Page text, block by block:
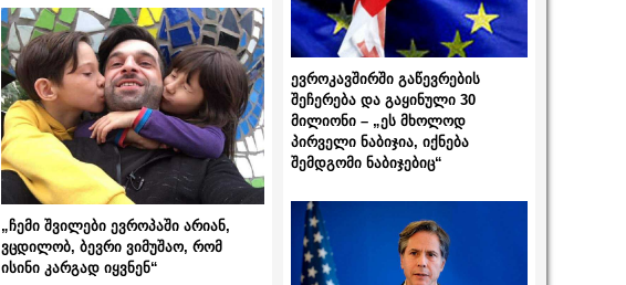
„ჩემი შვილები ევროპაში არიან,
ვცდილობ, ბევრი ვიმუშაო, რომ
ისინი კარგად იყვნენ“
ევროკავშირში გაწევრების
შეჩერება და გაყინული 30
მილიონი – „ეს მხოლოდ
პირველი ნაბიჯია, იქნება
შემდგომი ნაბიჯებიც“